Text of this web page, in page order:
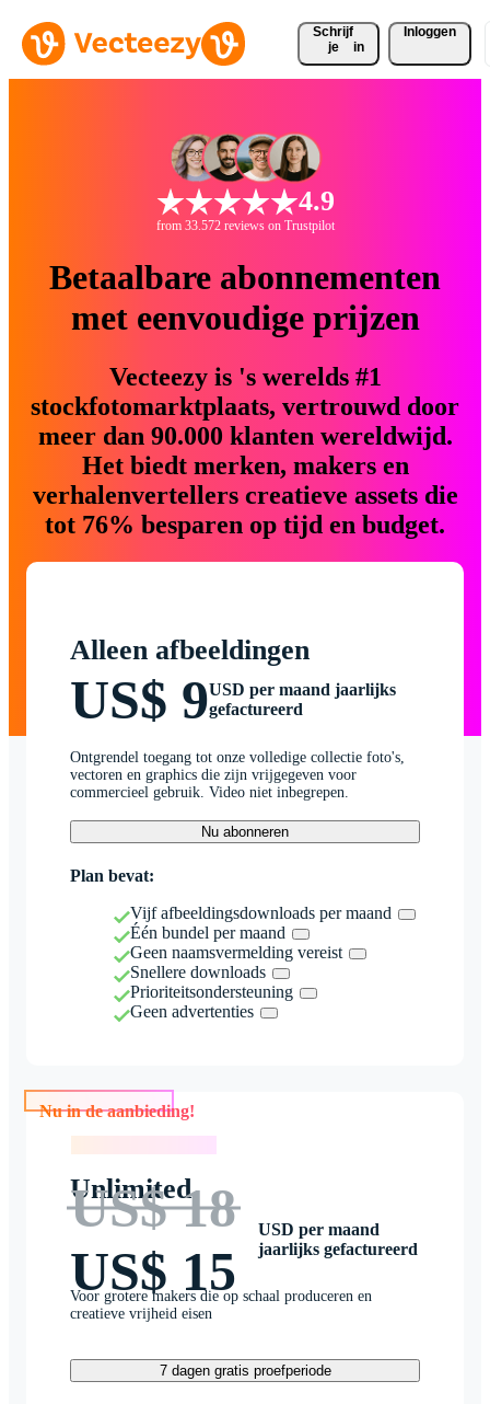
Schrijf
je
in
Inloggen
4.9
from 33.572 reviews on Trustpilot
Betaalbare abonnementen
met eenvoudige prijzen
Vecteezy is 's werelds #1
stockfotomarktplaats, vertrouwd door
meer dan 90.000 klanten wereldwijd.
Het biedt merken, makers en
verhalenvertellers creatieve assets die
tot 76% besparen op tijd en budget.
Alleen afbeeldingen
US$ 9USD per maand jaarlijks
gefactureerd
Ontgrendel toegang tot onze volledige collectie foto's,
vectoren en graphics die zijn vrijgegeven voor
commercieel gebruik. Video niet inbegrepen.
Nu abonneren
Plan bevat:
Vijf afbeeldingsdownloads per maand
Één bundel per maand
Geen naamsvermelding vereist
Snellere downloads
Prioriteitsondersteuning
Geen advertenties
Nu in de aanbieding!
Unlimited
US$ 18
US$ 15
USD per maand
jaarlijks gefactureerd
Voor grotere makers die op schaal produceren en
creatieve vrijheid eisen
7 dagen gratis proefperiode